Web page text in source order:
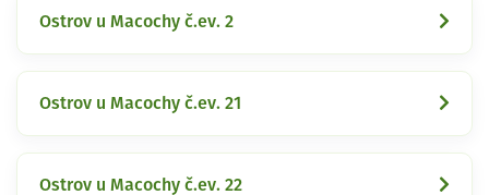
Ostrov u Macochy č.ev. 2
Ostrov u Macochy č.ev. 21
Ostrov u Macochy č.ev. 22